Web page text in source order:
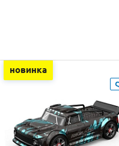
новинка